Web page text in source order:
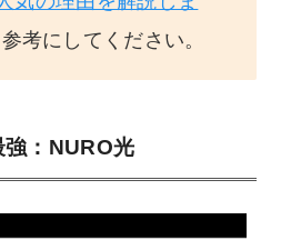
考にしてください。
：NURO光